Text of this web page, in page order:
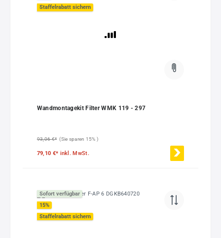
Staffelrabatt sichern
Wandmontagekit Filter WMK 119 - 297
93,06 €* (Sie sparen 15% )
79,10 €* inkl. MwSt.
Sofort verfügbar
15%
Staffelrabatt sichern